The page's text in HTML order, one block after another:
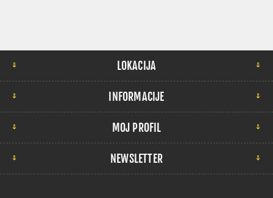
LOKACIJA
INFORMACIJE
MOJ PROFIL
NEWSLETTER